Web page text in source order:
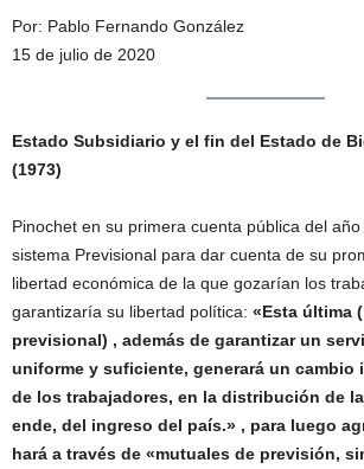
Por: Pablo Fernando González
15 de julio de 2020
Estado Subsidiario y el fin del Estado de
(1973)
Pinochet en su primera cuenta pública del
sistema Previsional para dar cuenta de su
libertad económica de la que gozarían los
garantizaría su libertad política: «Esta última
previsional) , además de garantizar un
uniforme y suficiente, generará un cambio
de los trabajadores, en la distribución de
ende, del ingreso del país.» , para luego
hará a través de «mutuales de previsión,